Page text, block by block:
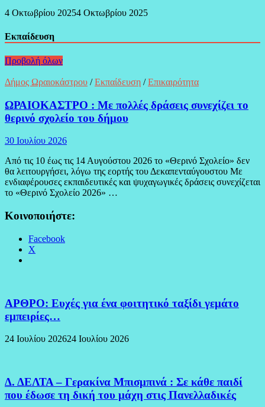
4 Οκτωβρίου 20254 Οκτωβρίου 2025
Εκπαίδευση
Προβολή όλων
Δήμος Ωραιοκάστρου /Εκπαίδευση /Επικαιρότητα
ΩΡΑΙΟΚΑΣΤΡΟ : Με πολλές δράσεις συνεχίζει το
θερινό σχολείο του δήμου
30 Ιουλίου 2026
Από τις 10 έως τις 14 Αυγούστου 2026 το «Θερινό Σχολείο» δεν
θα λειτουργήσει, λόγω της εορτής του Δεκαπενταύγουστου Με
ενδιαφέρουσες εκπαιδευτικές και ψυχαγωγικές δράσεις συνεχίζεται
το «Θερινό Σχολείο 2026» …
Κοινοποιήστε:
Facebook
X
ΑΡΘΡΟ: Ευχές για ένα φοιτητικό ταξίδι γεμάτο
εμπειρίες…
24 Ιουλίου 202624 Ιουλίου 2026
Δ. ΔΕΛΤΑ – Γερακίνα Μπισμπινά : Σε κάθε παιδί
που έδωσε τη δική του μάχη στις Πανελλαδικές